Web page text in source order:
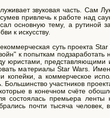
звуковая часть. Сам
привлечь к работе над
основную тему, а рутиной
к искусству.
суть проекта
к попыткам подзаработать
юристами, представляющими
материалы Star Wars.
копейки, а коммерческое
Большинство участников
в конечном счёте
состоялась премьера
почти тысяча